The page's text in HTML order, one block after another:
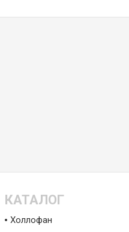
КАТАЛОГ
Холлофан